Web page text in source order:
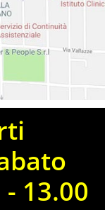
13.00